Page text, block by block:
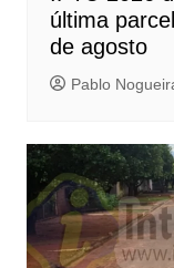
última
de agosto
Pablo